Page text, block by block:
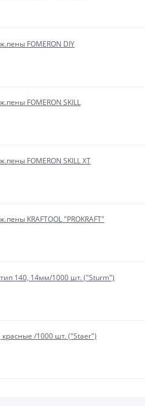
FOMERON DIY
FOMERON SKILL
FOMERON SKILL XT
KRAFTOOL "PROKRAFT"
140, 14мм/1000 шт. ("Sturm")
/1000 шт. ("Staer")